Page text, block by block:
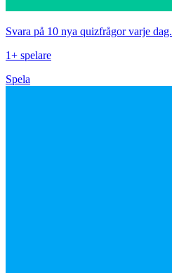
Svara på 10 nya quizfrågor varje dag.
1+ spelare
Spela